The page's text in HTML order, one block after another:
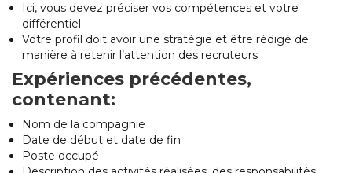
Ici, vous devez préciser vos compétences et votre
différentiel
Votre profil doit avoir une stratégie et être rédigé de
manière à retenir l’attention des recruteurs
Expériences précédentes,
contenant:
Nom de la compagnie
Date de début et date de fin
Poste occupé